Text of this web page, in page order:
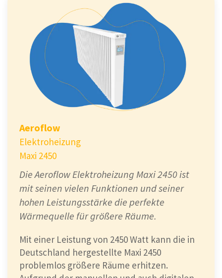
Aeroflow
Elektroheizung
Maxi 2450
Die Aeroflow Elektroheizung Maxi 2450 ist
mit seinen vielen Funktionen und seiner
hohen Leistungsstärke die perfekte
Wärmequelle für größere Räume.
Mit einer Leistung von 2450 Watt kann die in
Deutschland hergestellte Maxi 2450
problemlos größere Räume erhitzen.